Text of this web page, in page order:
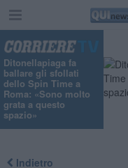
Ditonellapiaga fa
ballare gli sfollati
dello Spin Time a
Roma: «Sono molto
grata a questo
spazio»
Indietro